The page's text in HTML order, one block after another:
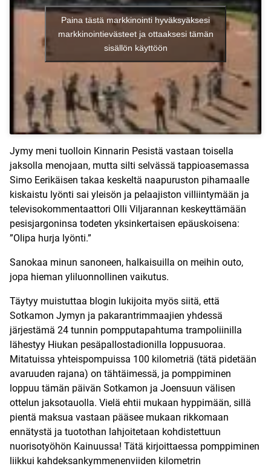
Paina tästä markkinointi hyväksyäksesi
markkinointievästeet ja ottaaksesi tämän
sisällön käyttöön
Jymy meni tuolloin Kinnarin Pesistä vastaan toisella
jaksolla menojaan, mutta silti selvässä tappioasemassa
Simo Eerikäisen takaa keskeltä naapuruston pihamaalle
kiskaistu lyönti sai yleisön ja pelaajiston villiintymään ja
televisokommentaattori Olli Viljarannan keskeyttämään
pesisjargoninsa todeten yksinkertaisen epäuskoisena:
”Olipa hurja lyönti.”
Sanokaa minun sanoneen, halkaisuilla on meihin outo,
jopa hieman yliluonnollinen vaikutus.
Täytyy muistuttaa blogin lukijoita myös siitä, että
Sotkamon Jymyn ja pakarantrimmaajien yhdessä
järjestämä 24 tunnin pompputapahtuma trampoliinilla
lähestyy Hiukan pesäpallostadionilla loppusuoraa.
Mitatuissa yhteispompuissa 100 kilometriä (tätä pidetään
avaruuden rajana) on tähtäimessä, ja pomppiminen
loppuu tämän päivän Sotkamon ja Joensuun välisen
ottelun jaksotauolla. Vielä ehtii mukaan hyppimään, sillä
pientä maksua vastaan pääsee mukaan rikkomaan
ennätystä ja tuotothan lahjoitetaan kohdistettuun
nuorisotyöhön Kainuussa! Tätä kirjoittaessa pomppiminen
liikkui kahdeksankymmenenviiden kilometrin